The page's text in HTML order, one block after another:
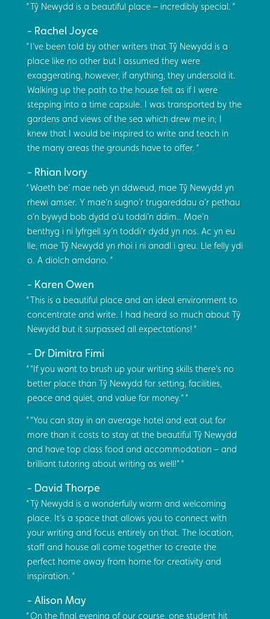
Tŷ Newydd is a beautiful place – incredibly special.
Rachel Joyce
I’ve been told by other writers that Tŷ Newydd is a
place like no other but I assumed they were
exaggerating, however, if anything, they undersold it.
Walking up the path to the house felt as if I were
stepping into a time capsule. I was transported by the
gardens and views of the sea which drew me in; I
knew that I would be inspired to write and teach in
the many areas the grounds have to offer.
Rhian Ivory
Waeth be’ mae neb yn ddweud, mae Tŷ Newydd yn
rhewi amser. Y mae’n sugno’r trugareddau a’r pethau
o’n bywyd bob dydd a’u toddi’n ddim.. Mae’n
benthyg i ni lyfrgell sy’n toddi’r dydd yn nos. Ac yn eu
lle, mae Tŷ Newydd yn rhoi i ni anadl i greu. Lle felly ydi
o. A diolch amdano.
Karen Owen
This is a beautiful place and an ideal environment to
concentrate and write. I had heard so much about Tŷ
Newydd but it surpassed all expectations!
Dr Dimitra Fimi
"If you want to brush up your writing skills there's no
better place than Tŷ Newydd for setting, facilities,
peace and quiet, and value for money."
"You can stay in an average hotel and eat out for
more than it costs to stay at the beautiful Tŷ Newydd
and have top class food and accommodation – and
brilliant tutoring about writing as well!"
David Thorpe
Tŷ Newydd is a wonderfully warm and welcoming
place. It’s a space that allows you to connect with
your writing and focus entirely on that. The location,
staff and house all come together to create the
perfect home away from home for creativity and
inspiration.
Alison May
On the final evening of our course, one student hit